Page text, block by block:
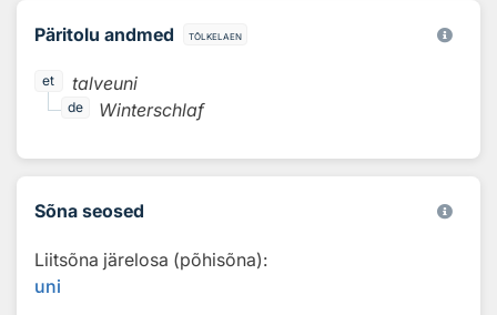
Päritolu andmed tõlkelaen
et talveuni
de Winterschlaf
Sõna seosed
Liitsõna järelosa (põhisõna):
uni